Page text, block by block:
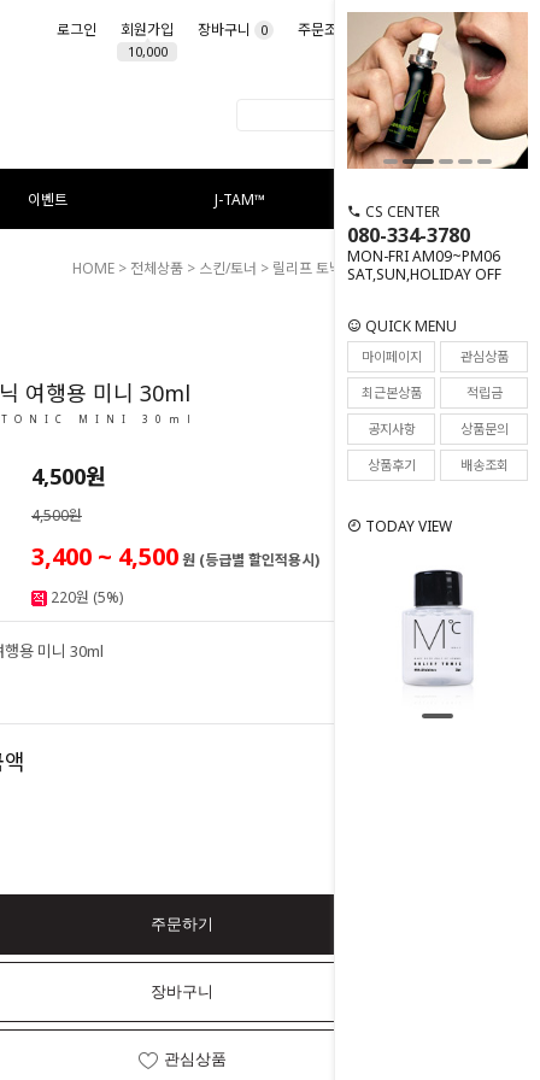
로그인 회원가입
10,000
장바구니 0 주문조회 마이페이지
이벤트 J-TAM™
CS CENTER
080-334-3780
MON-FRI AM09~PM06
SAT,SUN,HOLIDAY OFF
QUICK MENU
마이페이지
관심상품
최근본상품
적립금
공지사항
상품문의
상품후기
배송조회
TODAY VIEW
HOME > 전체상품 > 스킨/토너 > 릴리프 토닉 여행용 미니 30ml
14
여행용 미니 30ml
MINI 30ml
4,500원
4,500원
3,400 ~ 4,500원 (등급별 할인적용시)
220원 (5%)
용 미니 30ml
4,500원
주문하기
장바구니
관심상품